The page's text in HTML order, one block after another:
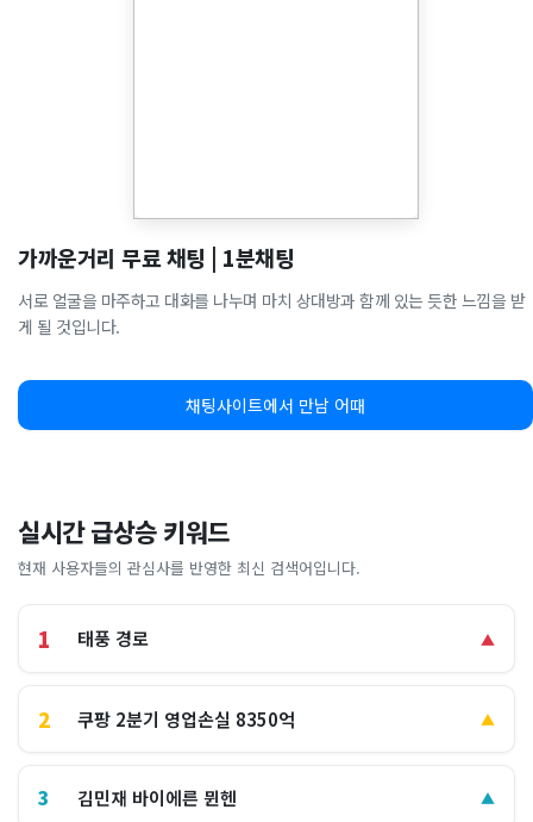
가까운거리 무료 채팅 | 1분채팅
서로 얼굴을 마주하고 대화를 나누며 마치 상대방과 함께 있는 듯한 느낌을 받
게 될 것입니다.
채팅사이트에서 만남 어때
실시간 급상승 키워드
현재 사용자들의 관심사를 반영한 최신 검색어입니다.
1 태풍 경로 ▲
2 쿠팡 2분기 영업손실 8350억 ▲
3 김민재 바이에른 뮌헨 ▲